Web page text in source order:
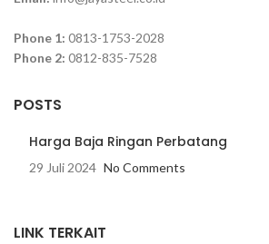
Phone 1: 0813-1753-2028
Phone 2: 0812-835-7528
POSTS
Harga Baja Ringan Perbatang
29 Juli 2024 No Comments
LINK TERKAIT